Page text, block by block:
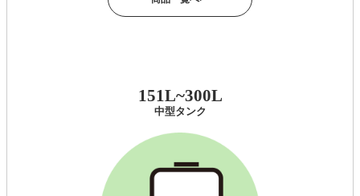
151L~300L
中型タンク